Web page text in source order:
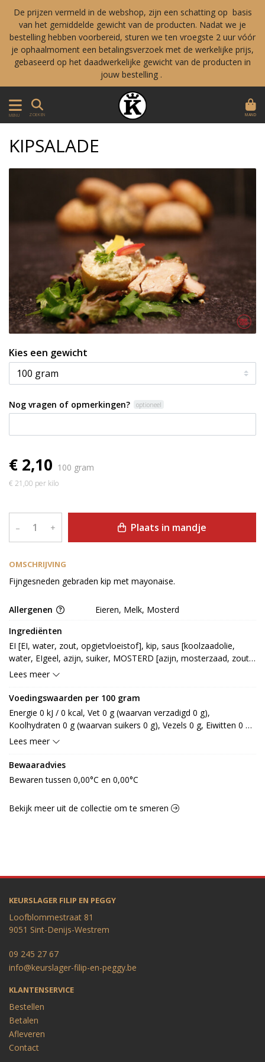
De prijzen vermeld in de webshop, zijn een schatting op basis
van het gemiddelde gewicht van de producten. Nadat we je
bestelling hebben voorbereid, sturen we ten vroegste 2 uur vóór
je ophaalmoment een betalingsverzoek met de werkelijke prijs,
gebaseerd op het daadwerkelijke gewicht van de producten in
jouw bestelling .
MENU ZOEKEN MAND
OMSCHRIJVING
Fijngesneden gebraden kip met mayonaise.
KIPSALADE
Kies een gewicht
Nog vragen of opmerkingen? optioneel
€ 2,10 100 gram
€ 21,00 per kilo
– + Plaats in mandje
Allergenen
Eieren, Melk, Mosterd
Ingrediënten
EI [EI, water, zout, opgietvloeistof], kip, saus [koolzaadolie,
water, EIgeel, azijn, suiker, MOSTERD [azijn, mosterzaad, zout,
specerij], kruiden, specerij, zout, peper, maltodextrine,
groenten, kruidenextract, stabilisator: E401, E412, E415,
smaakversterker: E621, voedingszuur: E330, conserveermiddel:
E202, E211, E270]
Lees meer
Voedingswaarden per 100 gram
Energie 0 kJ / 0 kcal, Vet 0 g (waarvan verzadigd 0 g),
Koolhydraten 0 g (waarvan suikers 0 g), Vezels 0 g, Eiwitten 0 g,
Zout 0 g.
Lees meer
Bewaaradvies
Bewaren tussen 0,00°C en 0,00°C
Bekijk meer uit de collectie om te smeren
KEURSLAGER FILIP EN PEGGY
Loofblommestraat 81
9051 Sint-Denijs-Westrem
09 245 27 67
info@keurslager-filip-en-peggy.be
KLANTENSERVICE
Bestellen
Betalen
Afleveren
Contact